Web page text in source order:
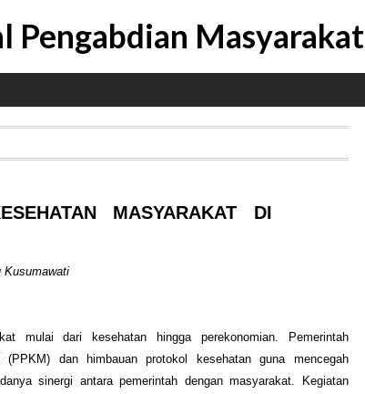
Pengabdian Masyarakat
MASYARAKAT DI
Kusumawati
mulai dari kesehatan hingga perekonomian. Pemerintah
(PPKM) dan himbauan protokol kesehatan guna mencegah
sinergi antara pemerintah dengan masyarakat. Kegiatan